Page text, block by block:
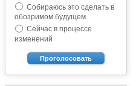
Собираюсь это сделать в
обозримом будущем
Сейчас в процессе
изменений
Проголосовать